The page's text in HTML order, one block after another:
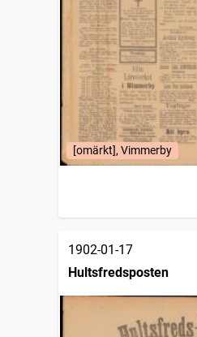
[omärkt], Vimmerby
1902-01-17
Hultsfredsposten